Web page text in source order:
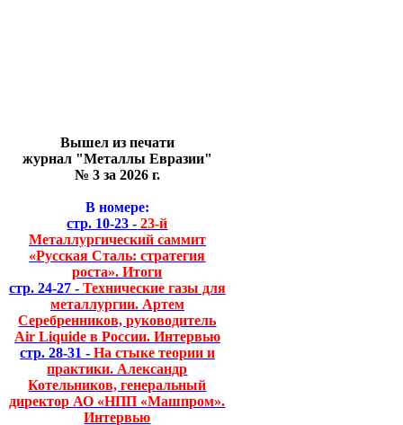
Вышел из печати
журнал "Металлы Евразии"
№ 3 за 2026 г.
В номере:
стр. 10-23 - 23-й
Металлургический саммит
«Русская Сталь: стратегия
роста». Итоги
стр. 24-27 - Технические газы для
металлургии. Артем
Серебренников, руководитель
Air Liquide в России. Интервью
стр. 28-31 - На стыке теории и
практики. Александр
Котельников, генеральный
директор АО «НПП «Машпром».
Интервью